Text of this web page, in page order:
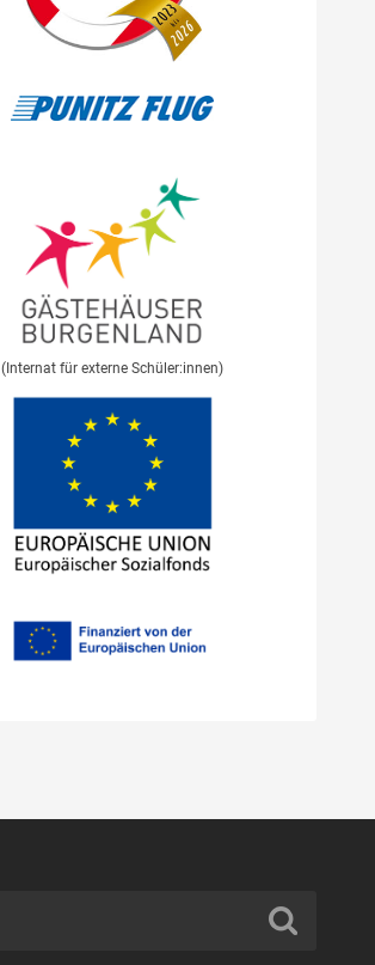
(Internat für externe Schüler:innen)